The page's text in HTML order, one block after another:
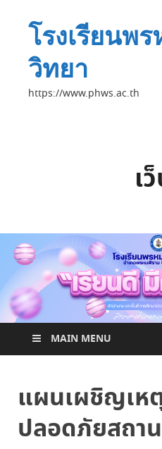
โรงเรียนพ
วิทยา
https://www.phws.ac.th
เ
MAIN MENU
แผนเผชิญเห
ปลอดภัยสถา